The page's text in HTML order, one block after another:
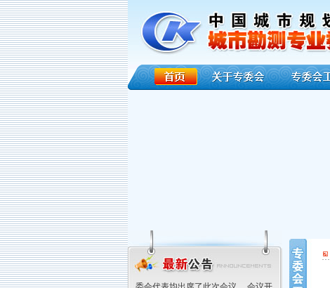
位、专委会主任委员单位、华东、华
北、东北、西南、西北区主要负责单
位，以及《城市勘测》理事单位和编
委会代表均出席了此次会议。 会议开